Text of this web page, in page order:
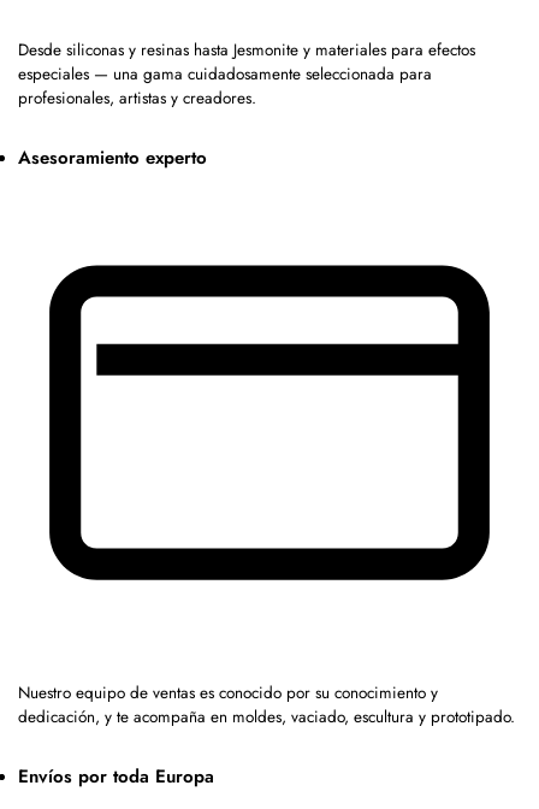
Desde siliconas y resinas hasta Jesmonite y materiales para efectos
especiales — una gama cuidadosamente seleccionada para
profesionales, artistas y creadores.
Asesoramiento experto
Nuestro equipo de ventas es conocido por su conocimiento y
dedicación, y te acompaña en moldes, vaciado, escultura y prototipado.
Envíos por toda Europa